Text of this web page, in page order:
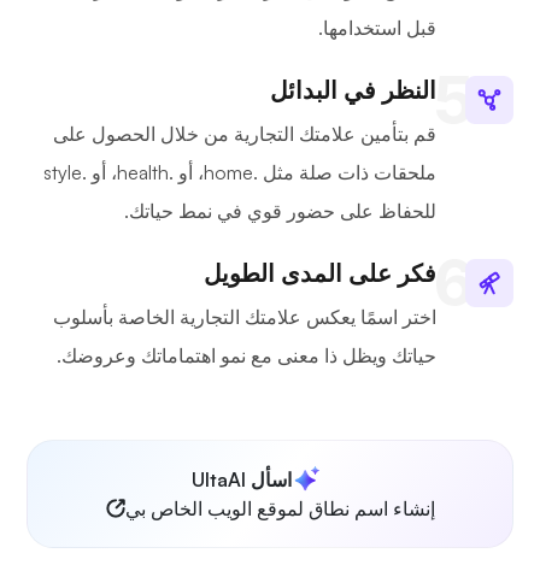
قبل استخدامها.
النظر في البدائل
قم بتأمين علامتك التجارية من خلال الحصول على
ملحقات ذات صلة مثل .home، أو .health، أو .style
للحفاظ على حضور قوي في نمط حياتك.
فكر على المدى الطويل
اختر اسمًا يعكس علامتك التجارية الخاصة بأسلوب
حياتك ويظل ذا معنى مع نمو اهتماماتك وعروضك.
اسأل UltaAI
إنشاء اسم نطاق لموقع الويب الخاص بي